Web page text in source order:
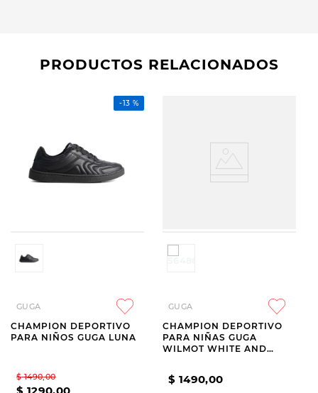
PRODUCTOS RELACIONADOS
-13 %
GUGA
CHAMPION DEPORTIVO
PARA NIÑOS GUGA LUNA
$ 1490,00
GUGA
CHAMPION DEPORTIVO
PARA NIÑAS GUGA
WILMOT WHITE AND
$ 1490,00